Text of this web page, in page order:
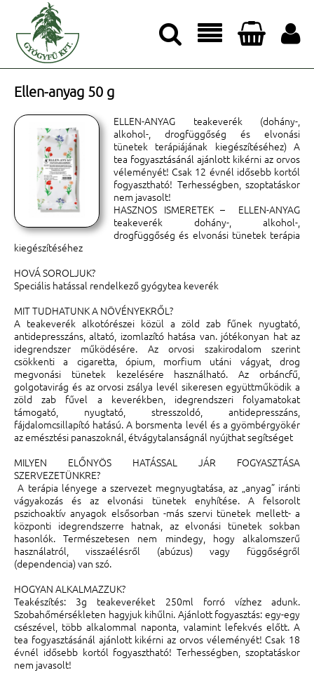




Ellen-anyag 50 g
ELLEN-ANYAG teakeverék (dohány-,
alkohol-, drogfüggőség és elvonási
tünetek terápiájának kiegészítéséhez) A
tea fogyasztásánál ajánlott kikérni az orvos
véleményét! Csak 12 évnél idősebb kortól
fogyasztható! Terhességben, szoptatáskor
nem javasolt!
HASZNOS ISMERETEK – ELLEN-ANYAG
teakeverék dohány-, alkohol-,
drogfüggőség és elvonási tünetek terápia
kiegészítéséhez
HOVÁ SOROLJUK?
Speciális hatással rendelkező gyógytea keverék
MIT TUDHATUNK A NÖVÉNYEKRŐL?
A teakeverék alkotórészei közül a zöld zab fűnek nyugtató,
antidepresszáns, altató, izomlazító hatása van. jótékonyan hat az
idegrendszer működésére. Az orvosi szakirodalom szerint
csökkenti a cigaretta, ópium, morfium utáni vágyat, drog
megvonási tünetek kezelésére használható. Az orbáncfű,
golgotavirág és az orvosi zsálya levél sikeresen együttműködik a
zöld zab fűvel a keverékben, idegrendszeri folyamatokat
támogató, nyugtató, stresszoldó, antidepresszáns,
fájdalomcsillapító hatású. A borsmenta levél és a gyömbérgyökér
az emésztési panaszoknál, étvágytalanságnál nyújthat segítséget
MILYEN ELŐNYÖS HATÁSSAL JÁR FOGYASZTÁSA
SZERVEZETÜNKRE?
A terápia lényege a szervezet megnyugtatása, az „anyag” iránti
vágyakozás és az elvonási tünetek enyhítése. A felsorolt
pszichoaktív anyagok elsősorban -más szervi tünetek mellett- a
központi idegrendszerre hatnak, az elvonási tünetek sokban
hasonlók. Természetesen nem mindegy, hogy alkalomszerű
használatról, visszaélésről (abúzus) vagy függőségről
(dependencia) van szó.
HOGYAN ALKALMAZZUK?
Teakészítés: 3g teakeveréket 250ml forró vízhez adunk.
Szobahőmérsékleten hagyjuk kihűlni. Ajánlott fogyasztás: egy-egy
csészével, több alkalommal naponta, valamint lefekvés előtt. A
tea fogyasztásánál ajánlott kikérni az orvos véleményét! Csak 18
évnél idősebb kortól fogyasztható! Terhességben, szoptatáskor
nem javasolt!